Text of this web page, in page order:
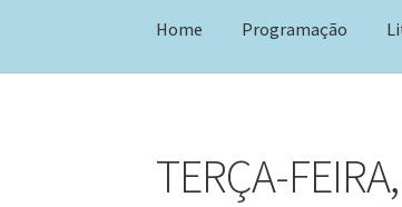
Home Programação
TERÇA-